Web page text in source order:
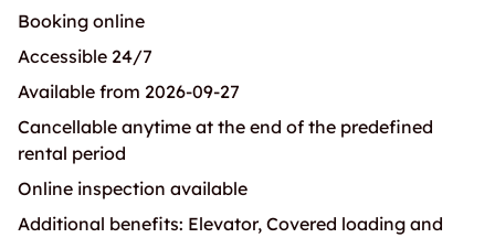
Booking online
Accessible 24/7
Available from 2026-09-27
Cancellable anytime at the end of the predefined
rental period
Online inspection available
Additional benefits: Elevator, Covered loading and